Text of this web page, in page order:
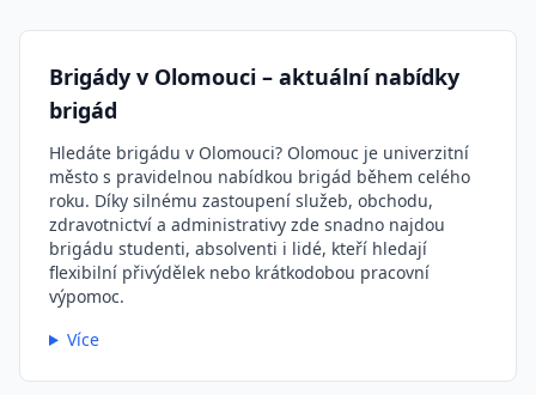
Brigády v Olomouci – aktuální nabídky
brigád
Hledáte brigádu v Olomouci? Olomouc je univerzitní
město s pravidelnou nabídkou brigád během celého
roku. Díky silnému zastoupení služeb, obchodu,
zdravotnictví a administrativy zde snadno najdou
brigádu studenti, absolventi i lidé, kteří hledají
flexibilní přivýdělek nebo krátkodobou pracovní
výpomoc.
Více